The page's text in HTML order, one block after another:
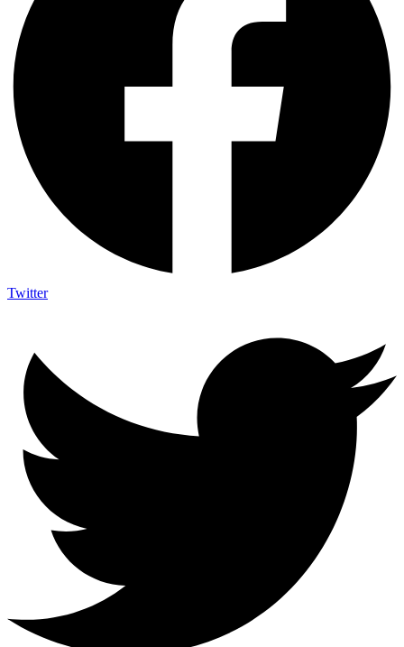
Twitter